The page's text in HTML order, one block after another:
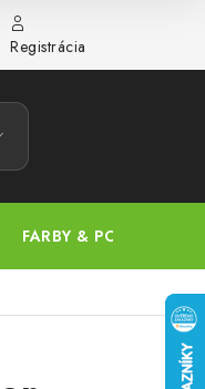
Veľkoobchod
Registrácia
FARBY & POMÔCKY